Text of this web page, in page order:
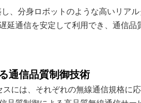
、分身ロボットのような高いリア
延通信を安定して利用でき、通信品
通信品質制御技術
には、それぞれの無線通信規格に